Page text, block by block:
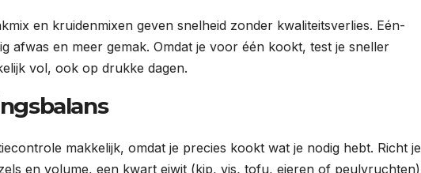
en kruidenmixen geven snelheid zonder kwaliteitsverlies. Eén-
en meer gemak. Omdat je voor één kookt, test je sneller
vol, ook op drukke dagen.
makkelijk, omdat je precies kookt wat je nodig hebt. Richt je
en volume, een kwart eiwit (kip, vis, tofu, eieren of peulvruchten)